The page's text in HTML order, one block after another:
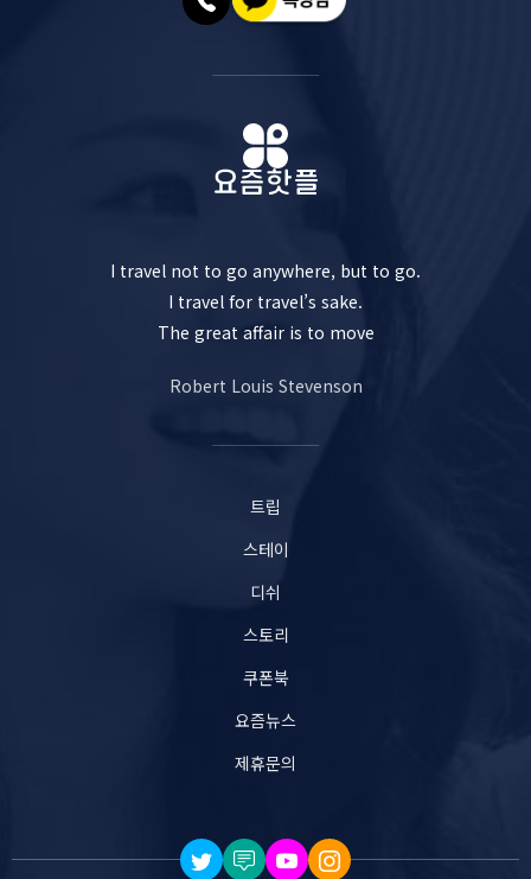
I travel not to go anywhere, but to go.
I travel for travel’s sake.
The great affair is to move
Robert Louis Stevenson
트립
스테이
디쉬
스토리
쿠폰북
요즘뉴스
제휴문의